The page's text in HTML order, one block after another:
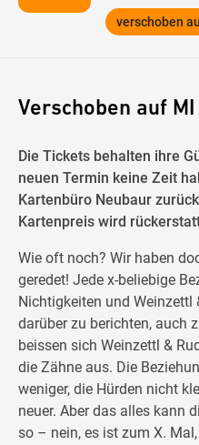
verschoben
Verschoben auf
Die Tickets behalten ihre
neuen Termin keine Zeit
Kartenbüro Neubaur
Kartenpreis wird
Wie oft noch? Wir haben
geredet! Jede x-beliebige
Nichtigkeiten und Weinzettl
darüber zu berichten, auch
beissen sich Weinzettl &
die Zähne aus. Die
weniger, die Hürden nicht
neuer. Aber das alles kann
so – nein, es ist zum X.